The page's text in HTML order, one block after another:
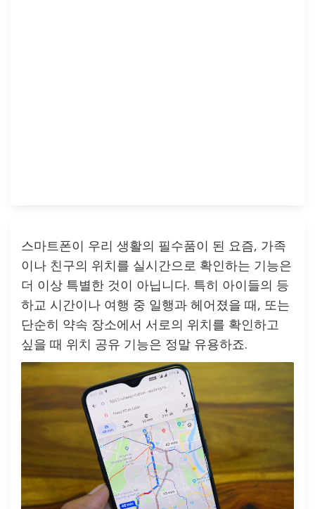
스마트폰이 우리 생활의 필수품이 된 요즘, 가족
이나 친구의 위치를 실시간으로 확인하는 기능은
더 이상 특별한 것이 아닙니다. 특히 아이들의 등
하교 시간이나 여행 중 일행과 헤어졌을 때, 또는
단순히 약속 장소에서 서로의 위치를 확인하고
싶을 때 위치 공유 기능은 정말 유용하죠.